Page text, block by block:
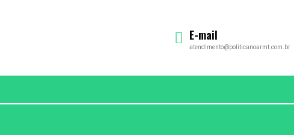
E-mail
atendimento@politicanoarmt.com.br